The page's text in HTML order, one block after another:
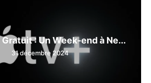
: Un Week-end à Ne...
31 décembre 2024